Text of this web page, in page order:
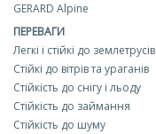
GERARD Alpine
ПЕРЕВАГИ
Легкі і стійкі до землетрусів
Стійкі до вітрів та ураганів
Стійкість до снігу і льоду
Стійкість до займання
Стійкість до шуму